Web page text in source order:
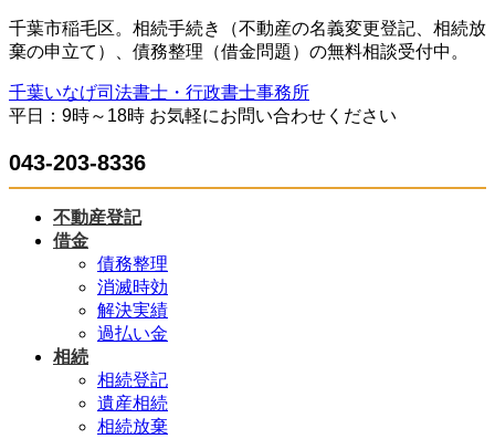
コ
ン
ン
ツ
ス
キ
ナ
ビ
ー
シ
ン
に
千葉市稲毛区。相続手続き（不動産の名義変更登記、相続放
棄の申立て）、債務整理（借金問題）の無料相談受付中。
千葉いなげ司法書士・行政書士事務所
平日：9時～18時 お気軽にお問い合わせください
043-203-8336
不動産登記
借金
債務整理
消滅時効
解決実績
過払い金
相続
相続登記
遺産相続
相続放棄